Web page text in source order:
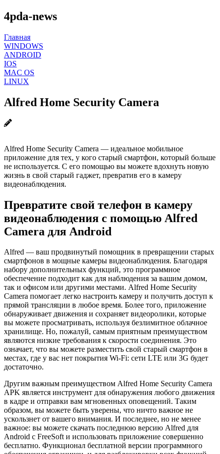
4pda-news
Главная
WINDOWS
ANDROID
IOS
MAC OS
LINUX
Alfred Home Security Camera
Alfred Home Security Camera — идеальное мобильное
приложение для тех, у кого старый смартфон, который больше
не используется. С его помощью вы можете вдохнуть новую
жизнь в свой старый гаджет, превратив его в камеру
видеонаблюдения.
Превратите свой телефон в камеру
видеонаблюдения с помощью Alfred
Camera для Android
Alfred — ваш продвинутый помощник в превращении старых
смартфонов в мощные камеры видеонаблюдения. Благодаря
набору дополнительных функций, это программное
обеспечение подходит как для наблюдения за вашим домом,
так и офисом или другими местами. Alfred Home Security
Camera помогает легко настроить камеру и получить доступ к
прямой трансляции в любое время. Более того, приложение
обнаруживает движения и сохраняет видеоролики, которые
вы можете просматривать, используя безлимитное облачное
хранилище. Но, пожалуй, самым приятным преимуществом
являются низкие требования к скорости соединения. Это
означает, что вы можете разместить свой старый смартфон в
местах, где у вас нет покрытия Wi-Fi: сети LTE или 3G будет
достаточно.
Другим важным преимуществом Alfred Home Security Camera
APK является инструмент для обнаружения любого движения
в кадре и отправки вам мгновенных оповещений. Таким
образом, вы можете быть уверены, что ничто важное не
ускользнет от вашего внимания. И последнее, но не менее
важное: вы можете скачать последнюю версию Alfred для
Android с FreeSoft и использовать приложение совершенно
бесплатно. Функционал бесплатной версии программного